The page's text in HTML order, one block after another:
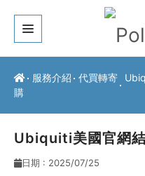
關於我們
服務介紹
常見問題
服務介紹 代買轉寄
購
Ubiquiti美國官網
日期 : 2025/07/25